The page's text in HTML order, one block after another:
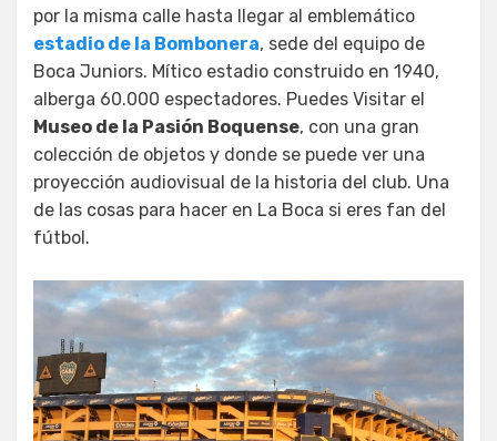
por la misma calle hasta llegar al emblemático
estadio de la Bombonera, sede del equipo de
Boca Juniors. Mítico estadio construido en 1940,
alberga 60.000 espectadores. Puedes Visitar el
Museo de la Pasión Boquense, con una gran
colección de objetos y donde se puede ver una
proyección audiovisual de la historia del club. Una
de las cosas para hacer en La Boca si eres fan del
fútbol.